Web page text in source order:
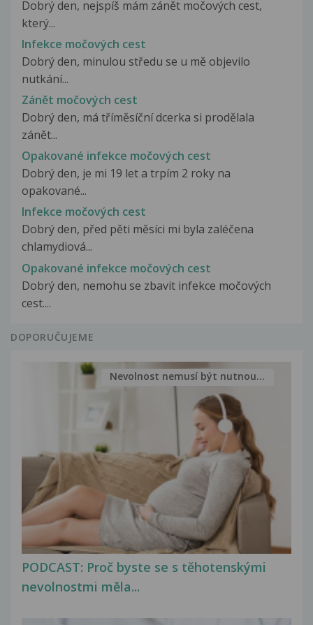
Dobrý den, nejspíš mám zánět močových cest,
který...
Infekce močových cest
Dobrý den, minulou středu se u mě objevilo
nutkání...
Zánět močových cest
Dobrý den, má tříměsíční dcerka si prodělala
zánět...
Opakované infekce močových cest
Dobrý den, je mi 19 let a trpím 2 roky na
opakované...
Infekce močových cest
Dobrý den, před pěti měsíci mi byla zaléčena
chlamydiová...
Opakované infekce močových cest
Dobrý den, nemohu se zbavit infekce močových
cest....
DOPORUČUJEME
PODCAST: Proč byste se s těhotenskými
nevolnostmi měla...
Nevolnost nemusí být nutnou...